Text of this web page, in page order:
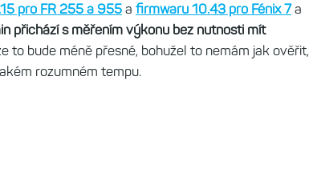
pro FR 255 a 955 a firmwaru 10.43 pro Fénix 7a
přichází s měřením výkonu bez nutnosti mít
to bude méně přesné, bohužel to nemám jak ověřit,
rozumném tempu.